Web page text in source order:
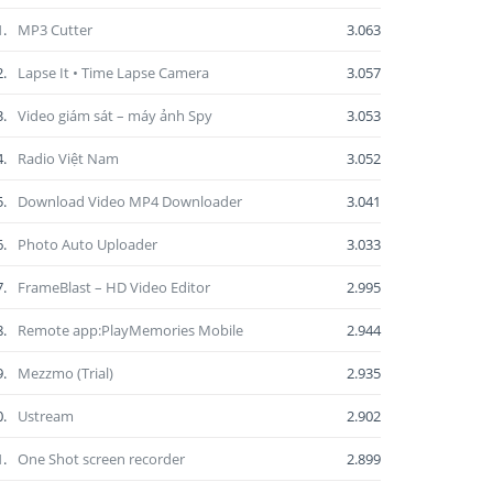
MP3 Cutter 3.063
Lapse It • Time Lapse Camera 3.057
Video giám sát – máy ảnh Spy 3.053
Radio Việt Nam 3.052
Download Video MP4 Downloader 3.041
Photo Auto Uploader 3.033
FrameBlast – HD Video Editor 2.995
Remote app:PlayMemories Mobile 2.944
Mezzmo (Trial) 2.935
Ustream 2.902
One Shot screen recorder 2.899